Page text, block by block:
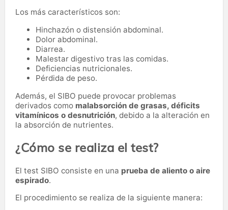
Los más característicos son:
Hinchazón o distensión abdominal.
Dolor abdominal.
Diarrea.
Malestar digestivo tras las comidas.
Deficiencias nutricionales.
Pérdida de peso.
Además, el SIBO puede provocar problemas
derivados como malabsorción de grasas, déficits
vitamínicos o desnutrición, debido a la alteración en
la absorción de nutrientes.
¿Cómo se realiza el test?
El test SIBO consiste en una prueba de aliento o aire
espirado.
El procedimiento se realiza de la siguiente manera: